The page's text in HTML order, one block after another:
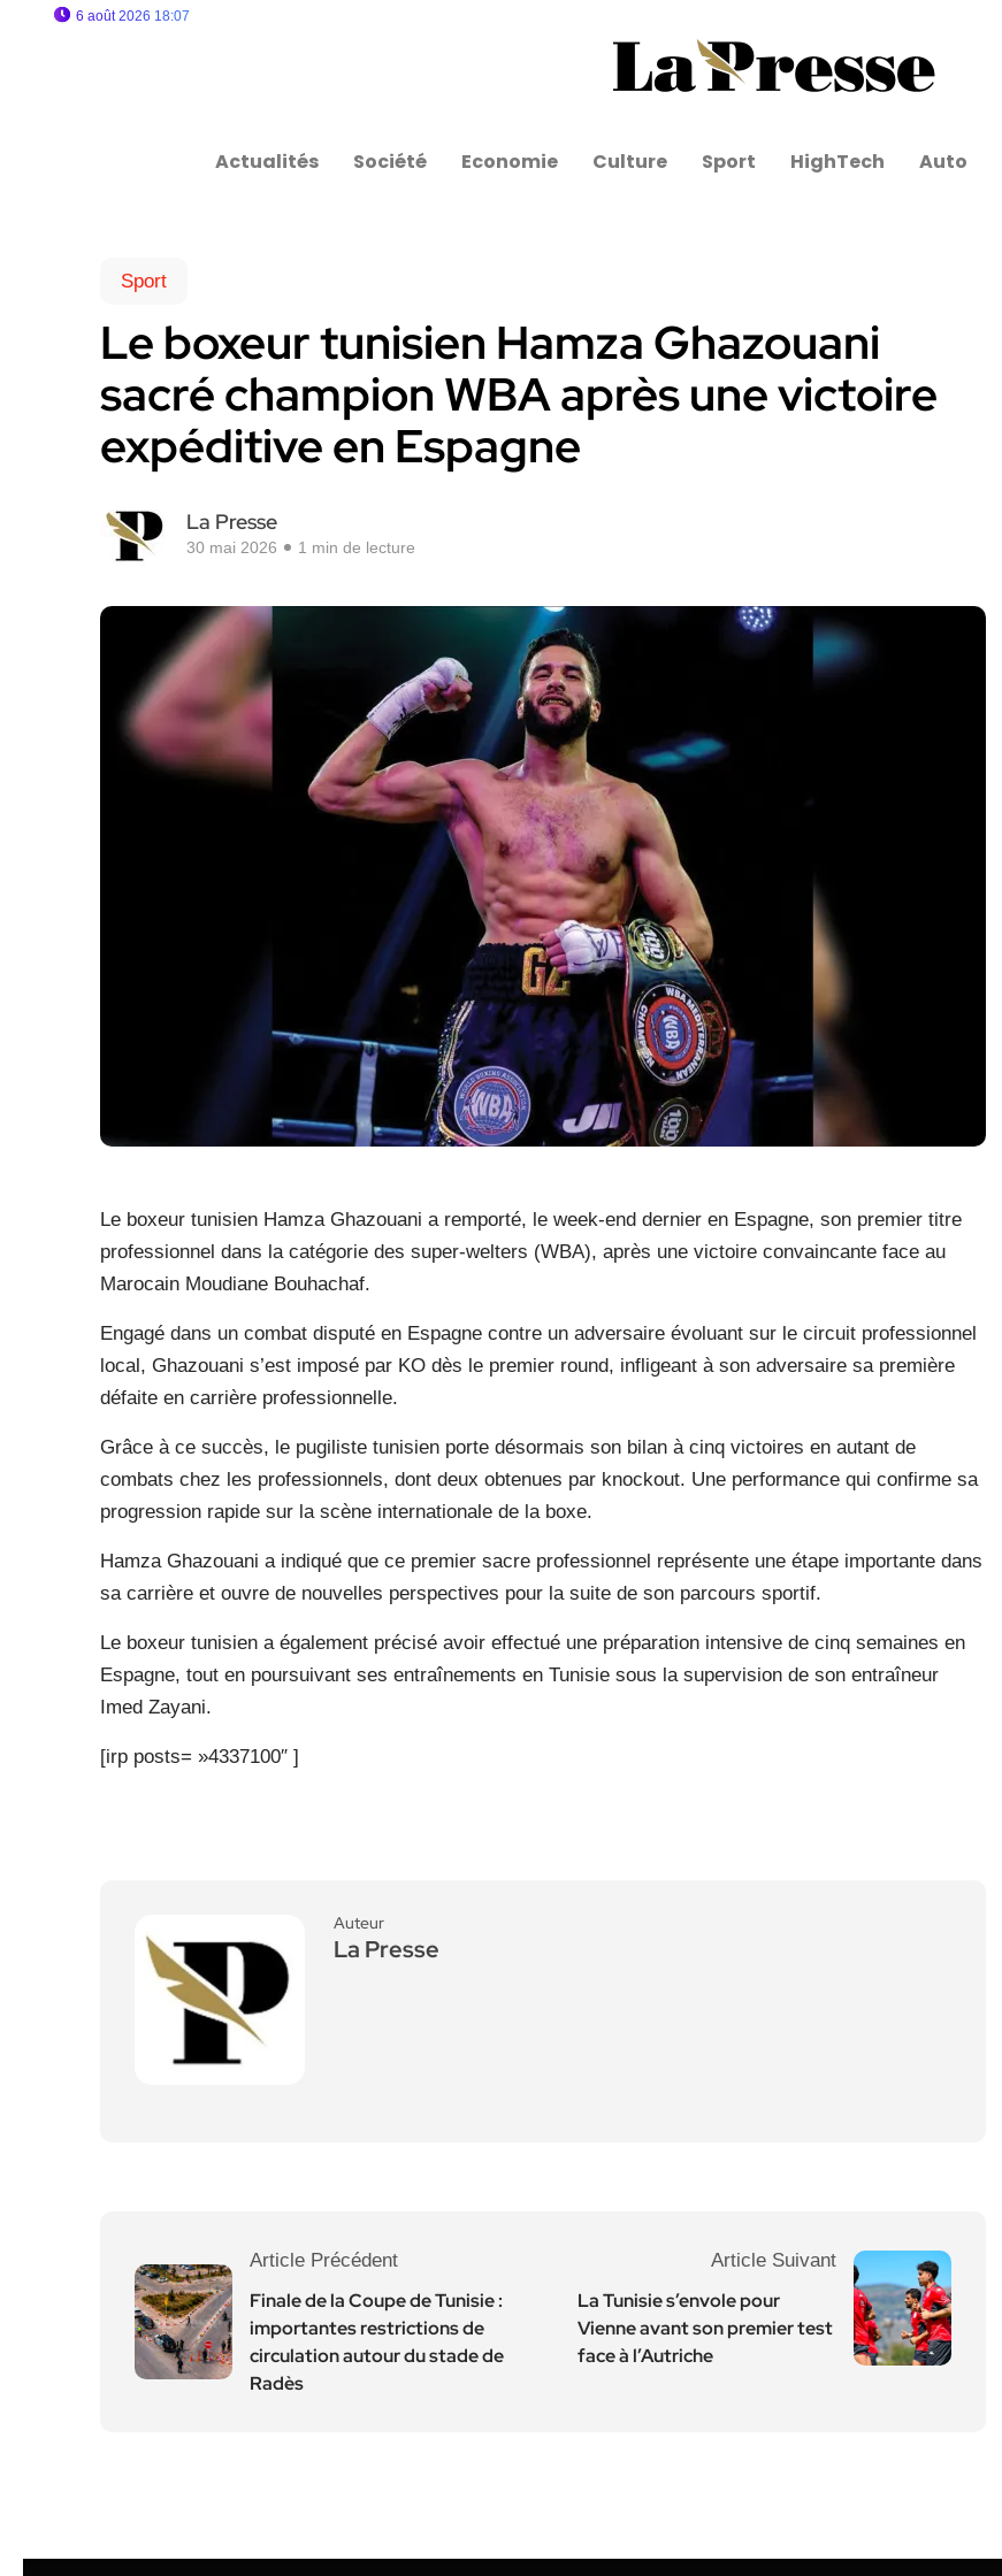
6 août 2026 18:07
Actualités Société Economie Culture Sport HighTech Auto
Sport
Le boxeur tunisien Hamza Ghazouani
sacré champion WBA après une victoire
expéditive en Espagne
La Presse
30 mai 2026 1 min de lecture
Le boxeur tunisien Hamza Ghazouani a remporté, le week-end dernier en Espagne, son premier titre
professionnel dans la catégorie des super-welters (WBA), après une victoire convaincante face au
Marocain Moudiane Bouhachaf.
Engagé dans un combat disputé en Espagne contre un adversaire évoluant sur le circuit professionnel
local, Ghazouani s’est imposé par KO dès le premier round, infligeant à son adversaire sa première
défaite en carrière professionnelle.
Grâce à ce succès, le pugiliste tunisien porte désormais son bilan à cinq victoires en autant de
combats chez les professionnels, dont deux obtenues par knockout. Une performance qui confirme sa
progression rapide sur la scène internationale de la boxe.
Hamza Ghazouani a indiqué que ce premier sacre professionnel représente une étape importante dans
sa carrière et ouvre de nouvelles perspectives pour la suite de son parcours sportif.
Le boxeur tunisien a également précisé avoir effectué une préparation intensive de cinq semaines en
Espagne, tout en poursuivant ses entraînements en Tunisie sous la supervision de son entraîneur
Imed Zayani.
[irp posts= »4337100″ ]
Auteur
La Presse
Article Précédent
Finale de la Coupe de Tunisie :
importantes restrictions de
circulation autour du stade de
Radès
Article Suivant
La Tunisie s’envole pour
Vienne avant son premier test
face à l’Autriche